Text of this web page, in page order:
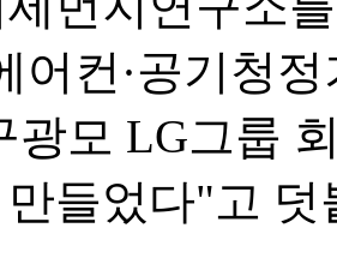
어컨·공기청
광모 LG그룹
들었다"고 덧